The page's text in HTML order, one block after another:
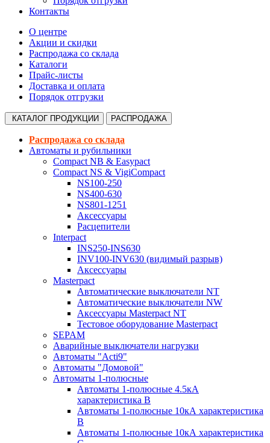
Контакты
О центре
Акции и скидки
Распродажа со склада
Каталоги
Прайс-листы
Доставка и оплата
Порядок отгрузки
КАТАЛОГ ПРОДУКЦИИ РАСПРОДАЖА
Распродажа со склада
Автоматы и рубильники
Compact NB & Easypact
Compact NS & VigiCompact
NS100-250
NS400-630
NS801-1251
Аксессуары
Расцепители
Interpact
INS250-INS630
INV100-INV630 (видимый разрыв)
Аксессуары
Masterpact
Автоматические выключатели NT
Автоматические выключатели NW
Аксессуары Masterpact NT
Тестовое оборудование Masterpact
SEPAM
Аварийные выключатели нагрузки
Автоматы "Acti9"
Автоматы "Домовой"
Автоматы 1-полюсные
Автоматы 1-полюсные 4.5кА
характеристика В
Автоматы 1-полюсные 10кА характеристика
B
Автоматы 1-полюсные 10кА характеристика